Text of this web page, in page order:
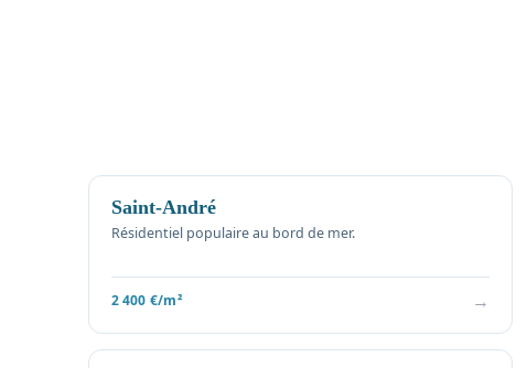
Saint-André
Résidentiel populaire au bord de mer.
2 400 €/m² →